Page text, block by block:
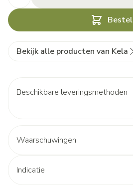
Bestel
Bekijk alle producten van Kela
Beschikbare leveringsmethoden
Waarschuwingen
Indicatie